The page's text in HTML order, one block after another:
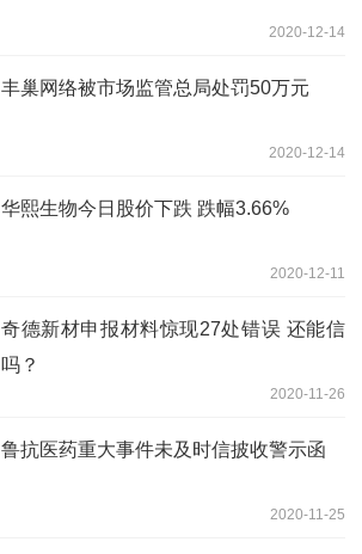
2020-12-14
丰巢网络被市场监管总局处罚50万元
2020-12-14
华熙生物今日股价下跌 跌幅3.66%
2020-12-11
奇德新材申报材料惊现27处错误 还能信
吗？
2020-11-26
鲁抗医药重大事件未及时信披收警示函
2020-11-25